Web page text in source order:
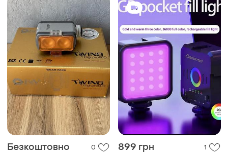
Безкоштовно 0 899 грн 1